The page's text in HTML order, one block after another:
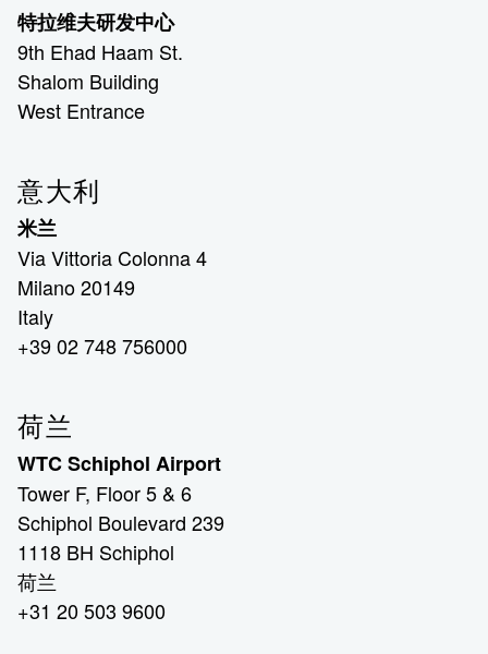
特拉维夫研发中心
9th Ehad Haam St.
Shalom Building
West Entrance
意大利
米兰
Via Vittoria Colonna 4
Milano 20149
Italy
+39 02 748 756000
荷兰
WTC Schiphol Airport
Tower F, Floor 5 & 6
Schiphol Boulevard 239
1118 BH Schiphol
荷兰
+31 20 503 9600